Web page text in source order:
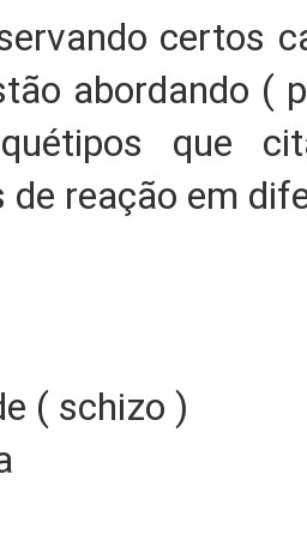
certos
abordando (
que
de reação em
( schizo )